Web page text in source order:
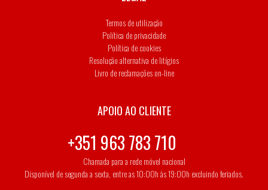
Termos de utilização
Política de privacidade
Política de cookies
Resolução alternativa de litígios
Livro de reclamações on-line
APOIO AO CLIENTE
+351 963 783 710
Chamada para a rede móvel nacional
Disponível de segunda a sexta, entre as 10:00h às 19:00h excluindo feriados.